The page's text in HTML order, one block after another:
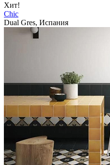
Хит!
Chic
Dual Gres, Испания